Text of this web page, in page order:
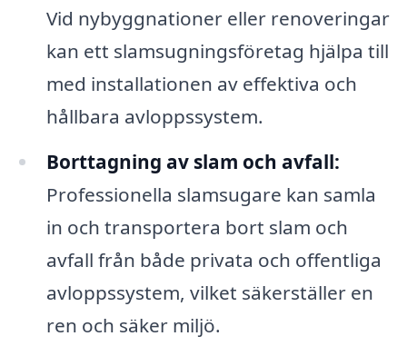
Vid nybyggnationer eller renoveringar
kan ett slamsugningsföretag hjälpa till
med installationen av effektiva och
hållbara avloppssystem.
Borttagning av slam och avfall:
Professionella slamsugare kan samla
in och transportera bort slam och
avfall från både privata och offentliga
avloppssystem, vilket säkerställer en
ren och säker miljö.